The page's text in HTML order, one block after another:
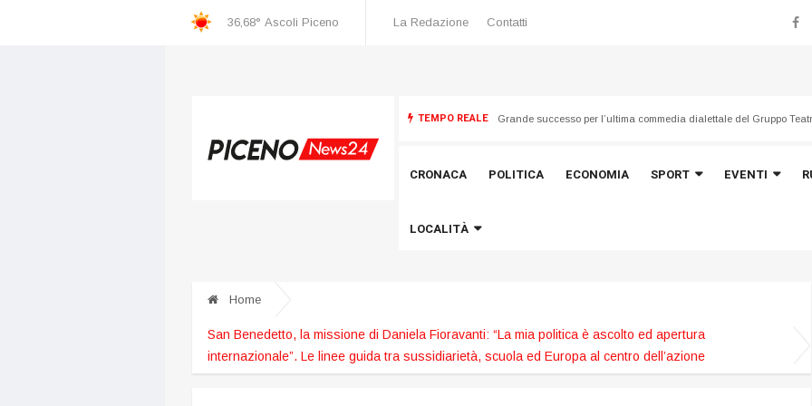
36,68° Ascoli Piceno La Redazione Contatti
TEMPO REALE
G
rande successo per l’ultima commedia dialettale del Gruppo Teatrale Peranna di Montemonaco Emergenza maltempo del 21 luglio, avviata la ricognizione dei
CRONACA POLITICA ECONOMIA SPORT EVENTI
LOCALITÀ
Home
San Benedetto, la missione di Daniela Fioravanti: “La mia politica è ascolto ed apertura
internazionale”. Le linee guida tra sussidiarietà, scuola ed Europa al centro dell’azione